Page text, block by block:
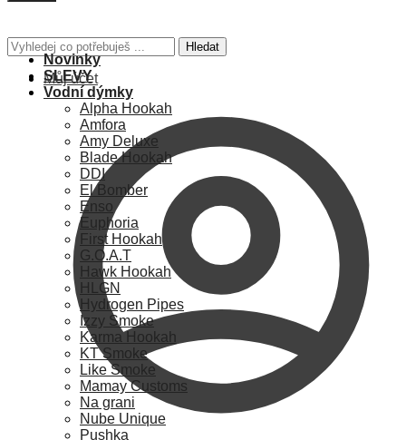
Hledat: Hledat
Můj účet
Novinky
SLEVY
Vodní dýmky
Alpha Hookah
Amfora
Amy Deluxe
Blade Hookah
DDI
El Bomber
Enso
Euphoria
First Hookah
G.O.A.T
Hawk Hookah
HLGN
Hydrogen Pipes
Izzy Smoke
Karma Hookah
KT Smoke
Like Smoke
Mamay Customs
Na grani
Nube Unique
Pushka